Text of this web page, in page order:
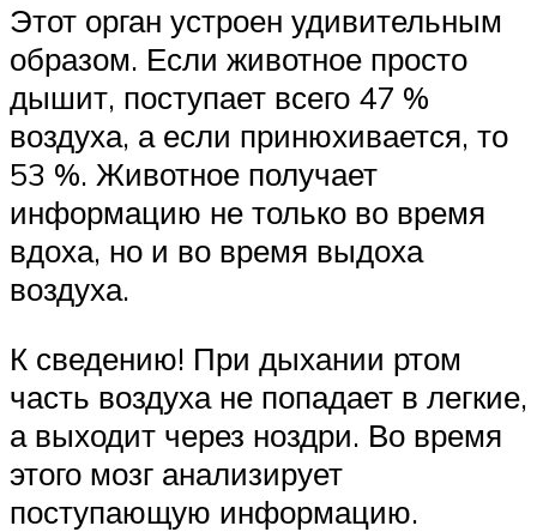
Этот орган устроен удивительным
образом. Если животное просто
дышит, поступает всего 47 %
воздуха, а если принюхивается, то
53 %. Животное получает
информацию не только во время
вдоха, но и во время выдоха
воздуха.
К сведению! При дыхании ртом
часть воздуха не попадает в легкие,
а выходит через ноздри. Во время
этого мозг анализирует
поступающую информацию.